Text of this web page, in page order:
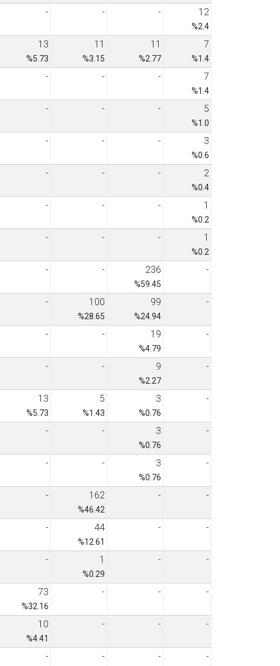
- - - 12
%2.4
13
%5.73
11
%3.15
11
%2.77
7
%1.4
- - - 7
%1.4
- - - 5
%1.0
- - - 3
%0.6
- - - 2
%0.4
- - - 1
%0.2
- - - 1
%0.2
- - 236
%59.45
-
- 100
%28.65
99
%24.94
-
- - 19
%4.79
-
- - 9
%2.27
-
13
%5.73
5
%1.43
3
%0.76
-
- - 3
%0.76
-
- - 3
%0.76
-
- 162
%46.42
- -
- 44
%12.61
- -
- 1
%0.29
- -
73
%32.16
- - -
10
%4.41
- - -
- - - -